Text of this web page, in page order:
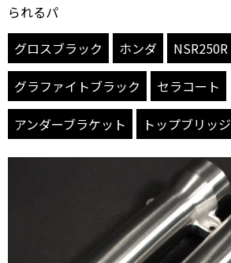
られるパ
グロスブラック
ホンダ
NSR250R
グラファイトブラック
セラコート
アンダーブラケット
トップブリッジ